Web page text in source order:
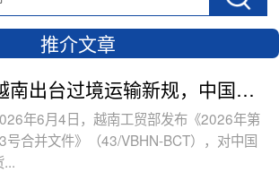
推介文章
越南出台过境运输新规，中国货物中转通
年6月4日，越南工贸部发布《2026年第
号合并文件》（43/VBHN-BCT），对中国
...